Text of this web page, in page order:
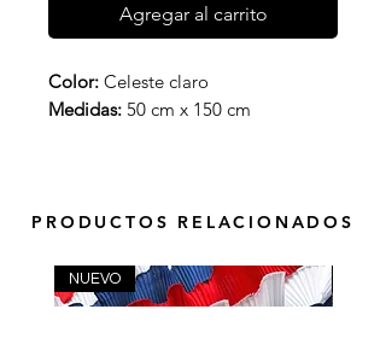
Agregar al carrito
Color: Celeste claro
Medidas: 50 cm x 150 cm
PRODUCTOS RELACIONADOS
NUEVO